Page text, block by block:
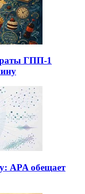
ГПП-1
APA обещает